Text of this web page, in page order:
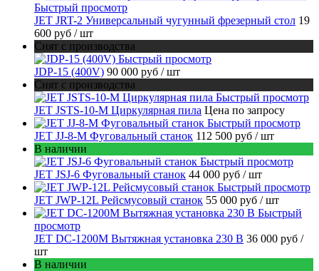
Быстрый просмотр
JET JRT-2 Универсальный чугунный фрезерный стол 19
600 руб / шт
Снят с производства
Быстрый просмотр
JDP-15 (400V) 90 000 руб / шт
Снят с производства
Быстрый просмотр
JET JSTS-10-M Циркулярная пила Цена по запросу
Быстрый просмотр
JET JJ-8-M Фуговальный станок 112 500 руб / шт
В наличии
Быстрый просмотр
JET JSJ-6 Фуговальный станок 44 000 руб / шт
Быстрый просмотр
JET JWP-12L Рейсмусовый станок 55 000 руб / шт
Быстрый
просмотр
JET DC-1200M Вытяжная установка 230 В 36 000 руб /
шт
В наличии